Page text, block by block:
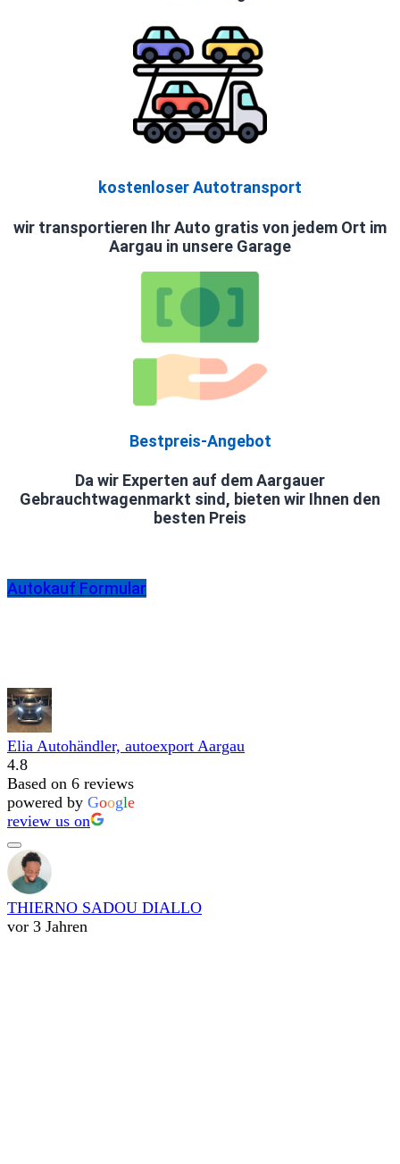
kostenloser Autotransport
wir transportieren Ihr Auto gratis von jedem Ort im
Aargau in unsere Garage
Bestpreis-Angebot
Da wir Experten auf dem Aargauer
Gebrauchtwagenmarkt sind, bieten wir Ihnen den
besten Preis
Autokauf Formular
Elia Autohändler, autoexport Aargau
4.8
Based on 6 reviews
powered by Google
review us on
THIERNO SADOU DIALLO
vor 3 Jahren